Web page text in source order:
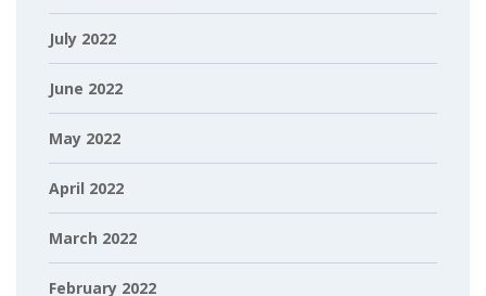
July 2022
June 2022
May 2022
April 2022
March 2022
February 2022